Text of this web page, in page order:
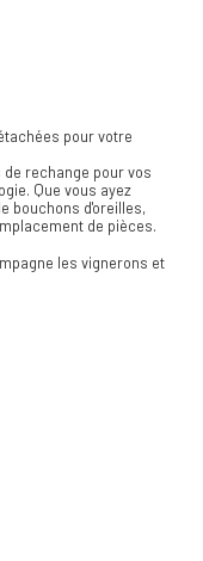
pour votre
rechange pour vos
Que vous ayez
bouchons d'oreilles,
de pièces.
les vignerons et